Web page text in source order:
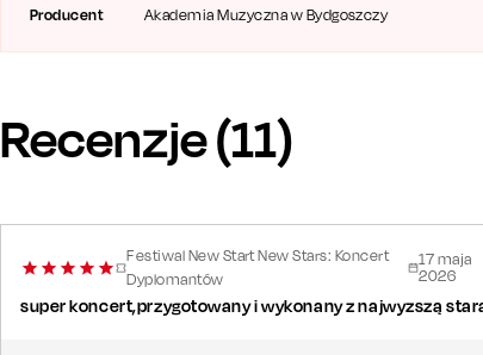
Producent Akademia Muzyczna w Bydgoszczy
Recenzje (11)
Festiwal New Start New Stars: Koncert
Dyplomantów
17 maja
2026
super koncert,przygotowany i wykonany z najwyzszą